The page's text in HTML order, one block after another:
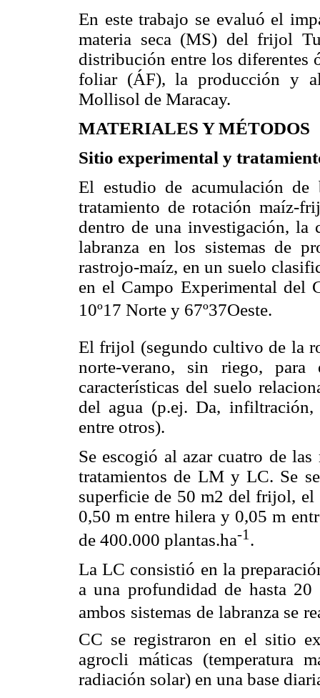
En este trabajo se evaluó el
materia seca (MS) del frijol
distribución entre los diferentes
foliar (ÁF), la producción y
Mollisol de Maracay.
MATERIALES Y MÉTODOS
Sitio experimental y
El estudio de acumulación
tratamiento de rotación maíz-
dentro de una investigación, la
labranza en los sistemas de
rastrojo-maíz, en un suelo
en el Campo Experimental del
10º17 Norte y 67º37Oeste.
El frijol (segundo cultivo de la
norte-verano, sin riego,
características del suelo
del agua (p.ej. Da, infiltración,
entre otros).
Se escogió al azar cuatro de
tratamientos de LM y LC. Se
superficie de 50 m2 del frijol, el
0,50 m entre hilera y 0,05 m
de 400.000 plantas.ha-1 .
La LC consistió en la
a una profundidad de hasta
ambos sistemas de labranza se
CC se registraron en el sitio
agrocli máticas (temperatura
radiación solar) en una base